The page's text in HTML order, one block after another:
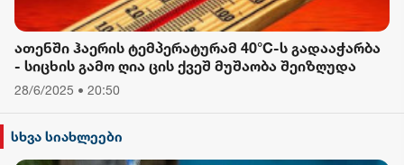
ათენში ჰაერის ტემპერატურამ 40°C-ს გადააჭარბა
- სიცხის გამო ღია ცის ქვეშ მუშაობა შეიზღუდა
28/6/2025 • 20:50
სხვა სიახლეები